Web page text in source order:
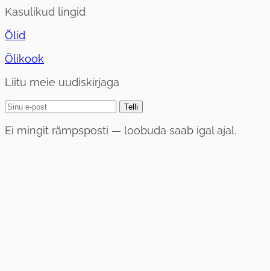
Kasulikud lingid
Õlid
Õlikook
Liitu meie uudiskirjaga
Telli
Ei mingit rämpsposti — loobuda saab igal ajal.